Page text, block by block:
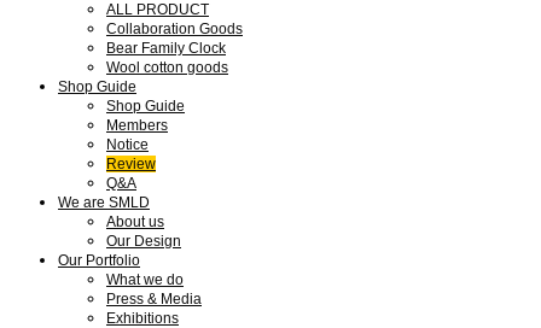
ALL PRODUCT
Collaboration Goods
Bear Family Clock
Wool cotton goods
Shop Guide
Shop Guide
Members
Notice
Review
Q&A
We are SMLD
About us
Our Design
Our Portfolio
What we do
Press & Media
Exhibitions